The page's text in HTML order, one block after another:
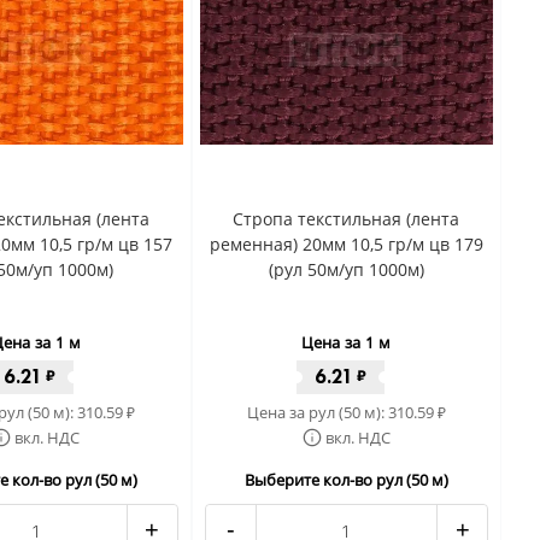
(лента
10,5 гр/м цв 157
уп 1000м)
за 1 м
6.21 ₽
(50 м):310.59₽
вкл. НДС
кол-во рул (50 м)
+
Стропа текстильная (лента
ременная) 20мм 10,5 гр/м цв 179
(рул 50м/уп 1000м)
Цена за 1 м
6.21 ₽
Цена за рул (50 м):310.59₽
вкл. НДС
Выберите кол-во рул (50 м)
- +